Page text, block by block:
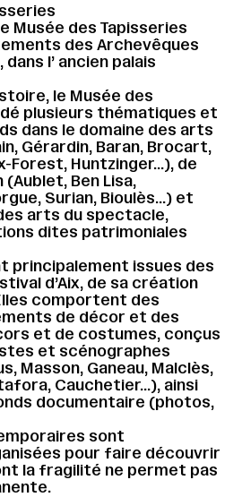
Musée des Tapisseries
des Archevêques
l’ ancien palais
le Musée des
plusieurs thématiques et
dans le domaine des arts
Gérardin, Baran, Brocart,
Forest, Huntzinger…), de
Ben Lisa,
Surian, Bioulès…) et
arts du spectacle,
dites patrimoniales
principalement issues des
d’Aix, de sa création
comportent des
de décor et des
et de costumes, conçus
et scénographes
Masson, Ganeau, Malclès,
Cauchetier…), ainsi
documentaire (photos,
sont
pour faire découvrir
la fragilité ne permet pas